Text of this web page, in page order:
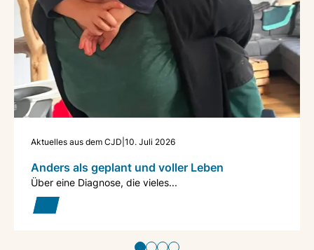
Aktuelles aus dem CJD 10. Juli 2026
Anders als geplant und voller Leben
Über eine Diagnose, die vieles...